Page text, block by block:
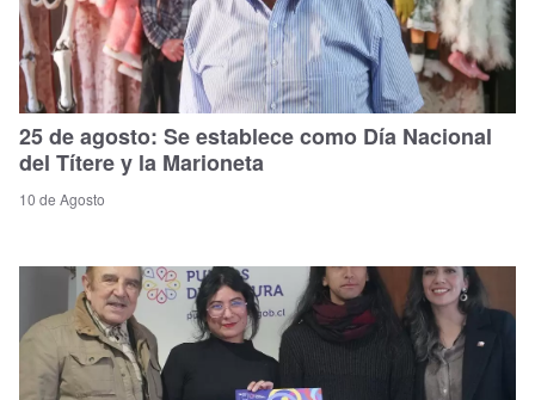
25 de agosto: Se establece como Día Nacional
del Títere y la Marioneta
10 de Agosto